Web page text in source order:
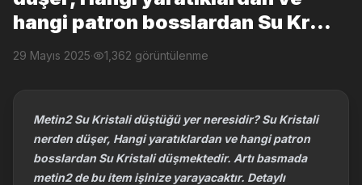
hangi patron bosslardan Su Kr...
29 Mayıs 2025· 1,362 görüntülenme
Metin2 Su Kristali düştüğü yer neresidir? Su Kristali
nerden düşer, Hangi yaratıklardan ve hangi patron
bosslardan Su Kristali düşmektedir. Artı basmada
metin2 de bu item işinize yarayacaktır. Detaylı